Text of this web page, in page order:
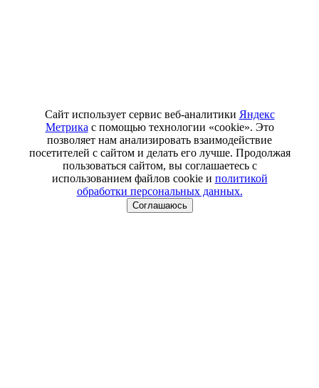
Сайт использует сервис веб-аналитики Яндекс
Метрика с помощью технологии «cookie». Это
позволяет нам анализировать взаимодействие
посетителей с сайтом и делать его лучше. Продолжая
пользоваться сайтом, вы соглашаетесь с
использованием файлов cookie и политикой
обработки персональных данных.
Соглашаюсь